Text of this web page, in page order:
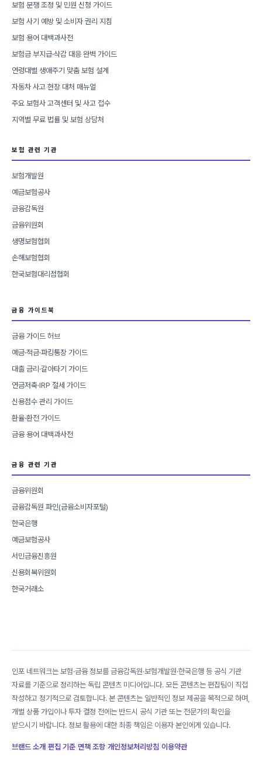
보험 분쟁 조정 및 민원 신청 가이드
보험 사기 예방 및 소비자 권리 지침
보험 용어 대백과사전
보험금 부지급·삭감 대응 완벽 가이드
연령대별 생애주기 맞춤 보험 설계
자동차 사고 현장 대처 매뉴얼
주요 보험사 고객센터 및 사고 접수
지역별 무료 법률 및 보험 상담처
보험 관련 기관
보험개발원
예금보험공사
금융감독원
금융위원회
생명보험협회
손해보험협회
한국보험대리점협회
금융 가이드북
금융 가이드 허브
예금·적금·파킹통장 가이드
대출 금리·갈아타기 가이드
연금저축·IRP 절세 가이드
신용점수 관리 가이드
환율·환전 가이드
금융 용어 대백과사전
금융 관련 기관
금융위원회
금융감독원 파인(금융소비자포털)
한국은행
예금보험공사
서민금융진흥원
신용회복위원회
한국거래소
인포 네트워크는 보험·금융 정보를 금융감독원·보험개발원·한국은행 등 공식 기관
자료를 기준으로 정리하는 독립 콘텐츠 미디어입니다. 모든 콘텐츠는 편집팀이 직접
작성하고 정기적으로 검토합니다. 본 콘텐츠는 일반적인 정보 제공을 목적으로 하며,
개별 상품 가입이나 투자 결정 전에는 반드시 공식 기관 또는 전문가의 확인을
받으시기 바랍니다. 정보 활용에 대한 최종 책임은 이용자 본인에게 있습니다.
브랜드 소개 편집 기준 면책 조항 개인정보처리방침 이용약관